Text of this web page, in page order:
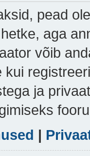
pead
aga
võib
kui
ja
|